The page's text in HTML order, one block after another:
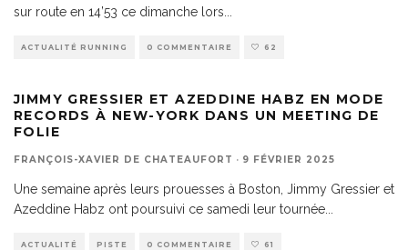
sur route en 14’53 ce dimanche lors
ACTUALITÉ RUNNING 0 COMMENTAIRE 62
JIMMY GRESSIER ET AZEDDINE HABZ EN MODE
RECORDS À NEW-YORK DANS UN MEETING DE
FOLIE
FRANÇOIS-XAVIER DE CHATEAUFORT · 9 FÉVRIER 2025
Une semaine après leurs prouesses à Boston, Jimmy Gressier et
Azeddine Habz ont poursuivi ce samedi leur tournée
ACTUALITÉ PISTE 0 COMMENTAIRE 61